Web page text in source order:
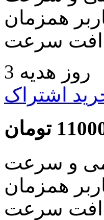
همزمان
افت سرعت
3 روز هدیه
اشتراک
تومان
و سرعت
همزمان
افت سرعت